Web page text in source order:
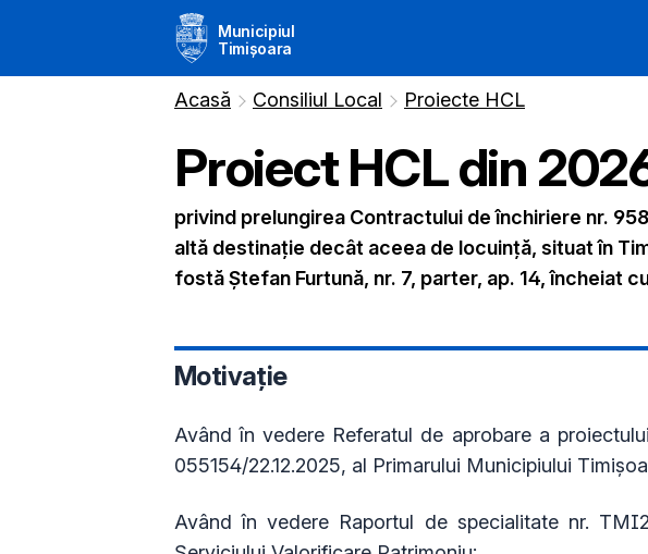
Municipiul
Timișoara
Acasă Consiliul Local Proiecte HCL
Proiect HCL din
privind prelungirea Contractului de închiriere nr.
altă destinație decât aceea de locuință, situat în
fostă Ștefan Furtună, nr. 7, parter, ap. 14, încheiat
Motivație
Având în vedere Referatul de aprobare a
055154/22.12.2025, al Primarului Municipiului
Având în vedere Raportul de specialitate nr.